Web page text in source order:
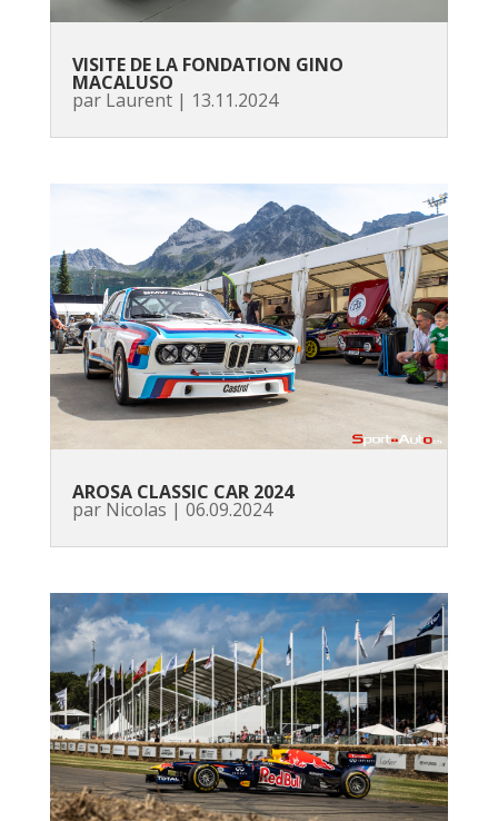
VISITE DE LA FONDATION GINO
MACALUSO
par Laurent| 13.11.2024
AROSA CLASSIC CAR 2024
par Nicolas | 06.09.2024